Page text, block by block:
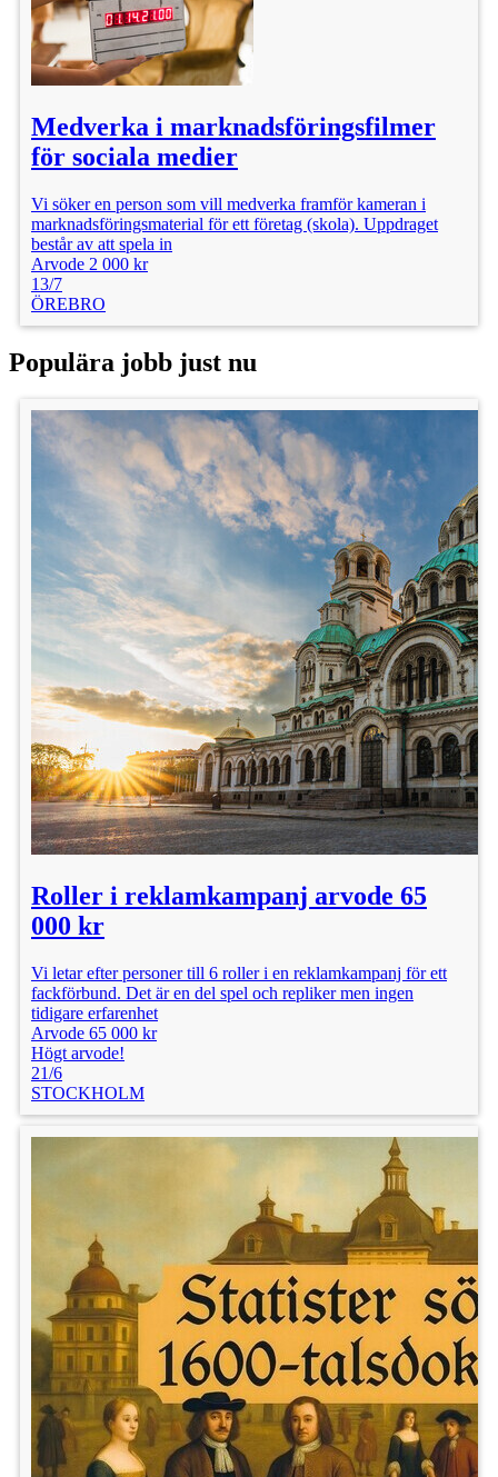
Medverka i marknadsföringsfilmer
för sociala medier
Vi söker en person som vill medverka framför kameran i
marknadsföringsmaterial för ett företag (skola). Uppdraget
består av att spela in
Arvode 2 000 kr
13/7
ÖREBRO
Populära jobb just nu
Roller i reklamkampanj arvode 65
000 kr
Vi letar efter personer till 6 roller i en reklamkampanj för ett
fackförbund. Det är en del spel och repliker men ingen
tidigare erfarenhet
Arvode 65 000 kr
Högt arvode!
21/6
STOCKHOLM